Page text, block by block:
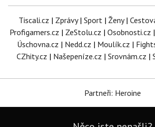
Tiscali.cz | Zprávy| Sport | Ženy|
Profigamers.cz | ZeStolu.cz | Osobnosti.cz |
Úschovna.cz | Nedd.cz | Moulík.cz |
CZhity.cz | Našepeníze.cz | Srovnám.cz |
Partneři: Heroine